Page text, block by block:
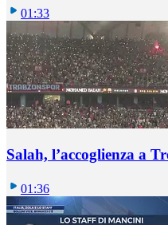
01:33
Salah, l’accoglienza a
01:36